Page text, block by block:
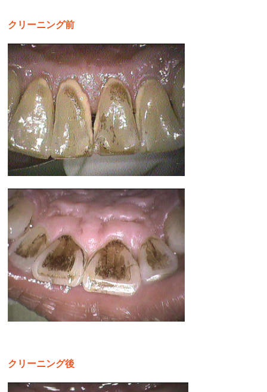
クリーニング前
クリーニング後